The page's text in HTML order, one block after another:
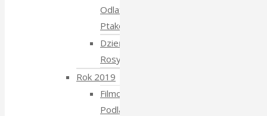
Odlatujących
Ptaków
Dzień
Rosyjski
Rok 2019
Filmowe
Podlasie